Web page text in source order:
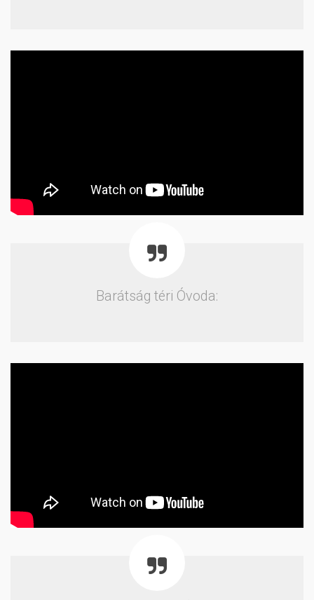
Barátság téri Óvoda: